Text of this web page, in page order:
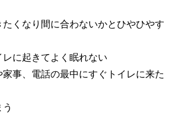
たくなり間に合わないかとひやひやす
レに起きてよく眠れない
家事、電話の最中にすぐトイレに来た